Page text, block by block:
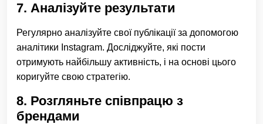
7. Аналізуйте результати
Регулярно аналізуйте свої публікації за допомогою
аналітики Instagram. Досліджуйте, які пости
отримують найбільшу активність, і на основі цього
коригуйте свою стратегію.
8. Розгляньте співпрацю з
брендами